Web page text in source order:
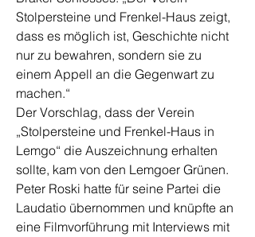
Stolpersteine und Frenkel-Haus zeigt,
dass es möglich ist, Geschichte nicht
nur zu bewahren, sondern sie zu
einem Appell an die Gegenwart zu
machen.“
Der Vorschlag, dass der Verein
„Stolpersteine und Frenkel-Haus in
Lemgo“ die Auszeichnung erhalten
sollte, kam von den Lemgoer Grünen.
Peter Roski hatte für seine Partei die
Laudatio übernommen und knüpfte an
eine Filmvorführung mit Interviews mit